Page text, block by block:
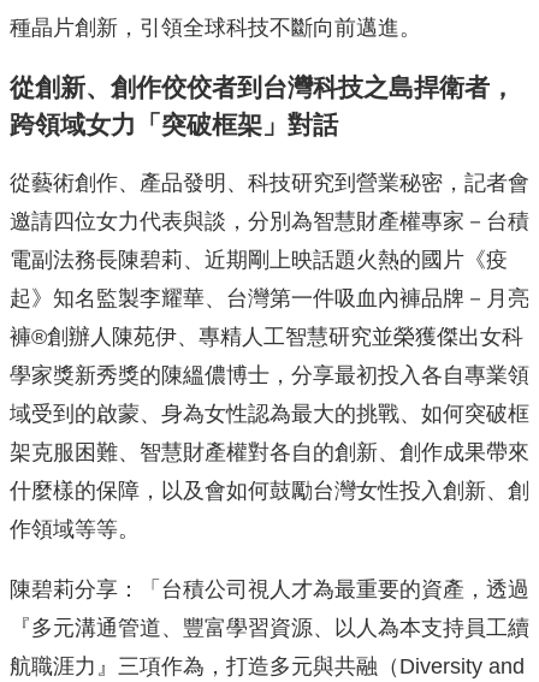
種晶片創新，引領全球科技不斷向前邁進。
從創新、創作佼佼者到台灣科技之島捍衛者，
跨領域女力「突破框架」對話
從藝術創作、產品發明、科技研究到營業秘密，記者會
邀請四位女力代表與談，分別為智慧財產權專家－台積
電副法務長陳碧莉、近期剛上映話題火熱的國片《疫
起》知名監製李耀華、台灣第一件吸血內褲品牌－月亮
褲®️創辦人陳苑伊、專精人工智慧研究並榮獲傑出女科
學家獎新秀獎的陳縕儂博士，分享最初投入各自專業領
域受到的啟蒙、身為女性認為最大的挑戰、如何突破框
架克服困難、智慧財產權對各自的創新、創作成果帶來
什麼樣的保障，以及會如何鼓勵台灣女性投入創新、創
作領域等等。
陳碧莉分享：「台積公司視人才為最重要的資產，透過
『多元溝通管道、豐富學習資源、以人為本支持員工續
航職涯力』三項作為，打造多元與共融（Diversity and